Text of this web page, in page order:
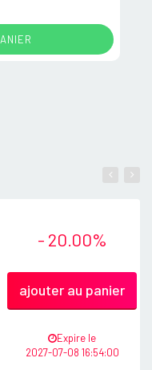
- 20.00%
ajouter au panier
Expire le
2027-07-08 16:54:00